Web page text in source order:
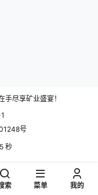
尽享矿业盛宴！
号
秒
索 菜单 我的